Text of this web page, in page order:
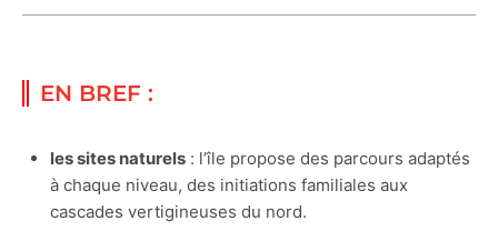
EN BREF :
les sites naturels : l’île propose des parcours adaptés
à chaque niveau, des initiations familiales aux
cascades vertigineuses du nord.